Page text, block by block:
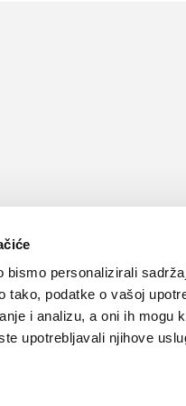
bismo personalizirali
tako, podatke o vašoj
i analizu, a oni ih mogu
upotrebljavali njihove